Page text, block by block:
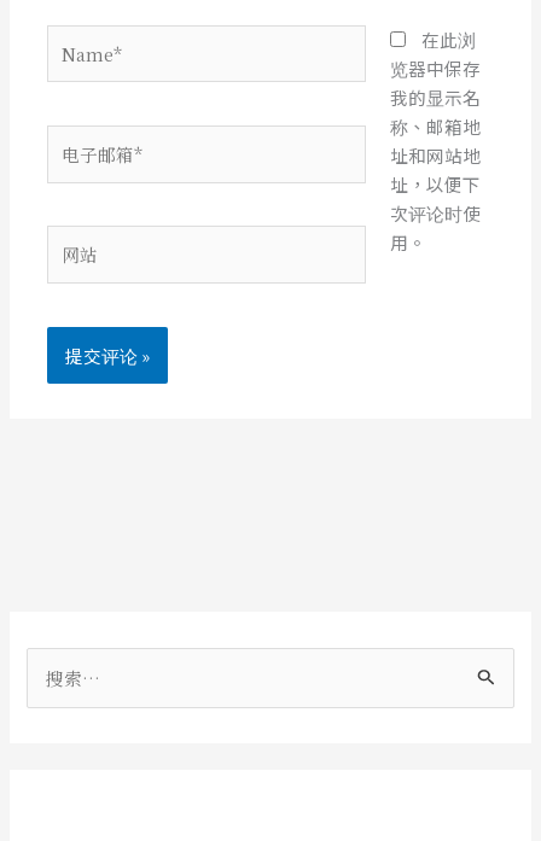
子
箱
站
在此浏
览器中保存
我的显示名
称、邮箱地
址和网站地
址，以便下
次评论时使
用。